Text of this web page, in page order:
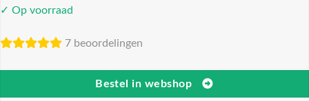
✓ Op voorraad
7 beoordelingen
Bestel in webshop